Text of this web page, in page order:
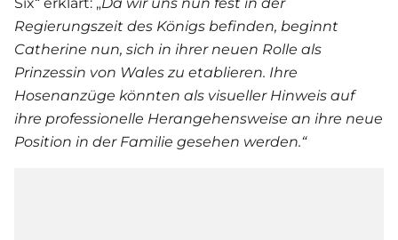
Regierungszeit des Königs befinden, beginnt
Catherine nun, sich in ihrer neuen Rolle als
Prinzessin von Wales zu etablieren. Ihre
Hosenanzüge könnten als visueller Hinweis auf
ihre professionelle Herangehensweise an ihre neue
Position in der Familie gesehen werden.“